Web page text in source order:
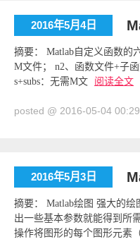
2016年5月4日
摘要： Matlab自定义函数的
M文件； n2、函数文件+子
s+subs：无需M文
阅读全文
posted @ 2016-05-04
2016年5月3日
摘要： Matlab绘图 强大的
出一些基本参数就能得到所
操作将图形的每个图形元素